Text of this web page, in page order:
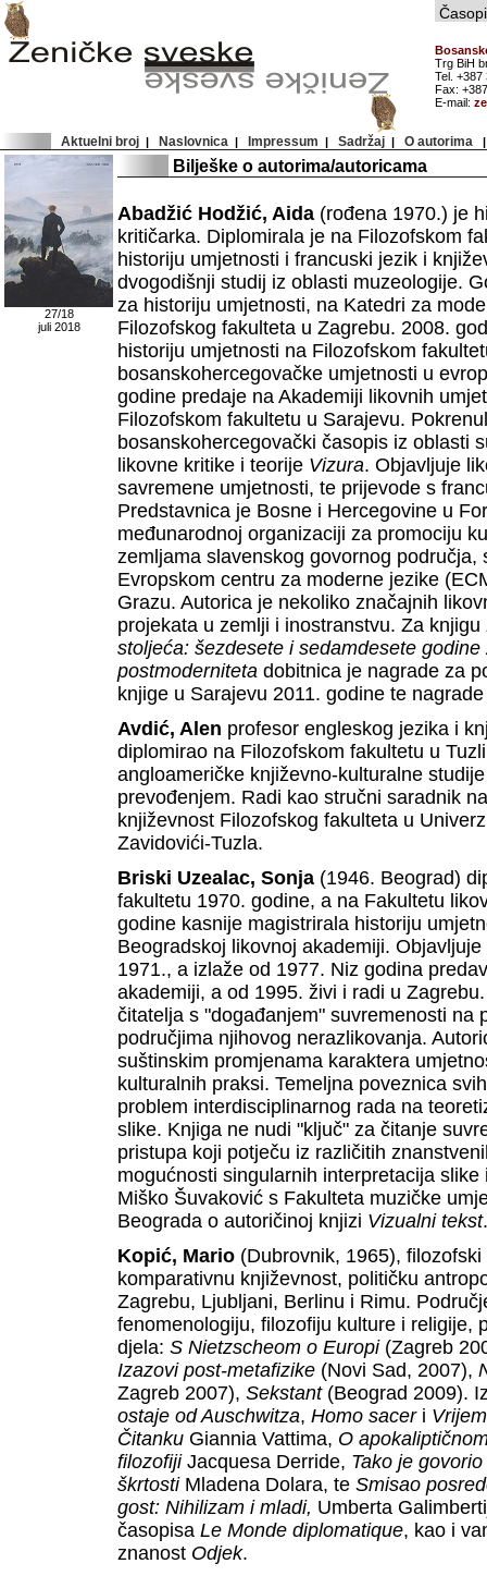
Trg BiH
Tel. +387
Fax:
E-mail:
Aktuelni broj | Naslovnica | Impressum | Sadržaj | O autorima
27/18
juli 2018
Bilješke o autorima/autoricama
Abadžić Hodžić, Aida (rođena 1970.) je
kritičarka. Diplomirala je na Filozofskom
historiju umjetnosti i francuski jezik i
dvogodišnji studij iz oblasti muzeologije.
za historiju umjetnosti, na Katedri za
Filozofskog fakulteta u Zagrebu. 2008.
historiju umjetnosti na Filozofskom
bosanskohercegovačke umjetnosti u
godine predaje na Akademiji likovnih
Filozofskom fakultetu u Sarajevu.
bosanskohercegovački časopis iz oblasti
likovne kritike i teorije Vizura. Objavljuje
savremene umjetnosti, te prijevode s
Predstavnica je Bosne i Hercegovine u
međunarodnoj organizaciji za promociju
zemljama slavenskog govornog područja,
Evropskom centru za moderne jezike
Grazu. Autorica je nekoliko značajnih
projekata u zemlji i inostranstvu. Za knjigu
stoljeća: šezdesete i sedamdesete
postmoderniteta dobitnica je nagrade za
knjige u Sarajevu 2011. godine te
Avdić, Alen profesor engleskog jezika i
diplomirao na Filozofskom fakultetu u
angloameričke književno-kulturalne
prevođenjem. Radi kao stručni saradnik
književnost Filozofskog fakulteta u
Zavidovići-Tuzla.
Briski Uzealac, Sonja (1946. Beograd)
fakultetu 1970. godine, a na Fakultetu
godine kasnije magistrirala historiju
Beogradskoj likovnoj akademiji.
1971., a izlaže od 1977. Niz godina
akademiji, a od 1995. živi i radi u
čitatelja s "događanjem" suvremenosti na
područjima njihovog nerazlikovanja.
suštinskim promjenama karaktera
kulturalnih praksi. Temeljna poveznica
problem interdisciplinarnog rada na
slike. Knjiga ne nudi "ključ" za čitanje
pristupa koji potječu iz različitih
mogućnosti singularnih interpretacija
Miško Šuvaković s Fakulteta muzičke
Beograda o autoričinoj knjizi Vizualni tekst.
Kopić, Mario (Dubrovnik, 1965),
komparativnu književnost, političku
Zagrebu, Ljubljani, Berlinu i Rimu.
fenomenologiju, filozofiju kulture i religije,
djela: S Nietzscheom o Europi (Zagreb
Izazovi post-metafizike (Novi Sad, 2007),
Zagreb 2007), Sekstant (Beograd 2009).
ostaje od Auschwitza, Homo sacer i
Čitanku Giannia Vattima, O
filozofiji Jacquesa Derride, Tako je
škrtosti Mladena Dolara, te Smisao
gost: Nihilizam i mladi, Umberta
časopisa Le Monde diplomatique, kao i
znanost Odjek.